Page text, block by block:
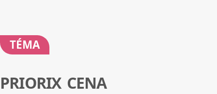
TÉMA
PRIORIX CENA